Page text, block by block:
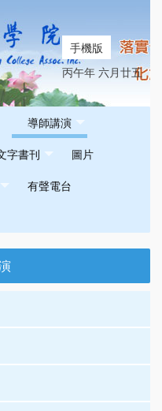
手機版
丙午年 六月廿五
導師講演
字書刊
圖片
有聲電台